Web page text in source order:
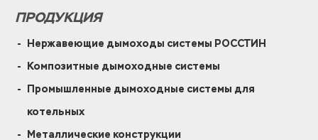
ПРОДУКЦИЯ
Нержавеющие дымоходы системы РОССТИН
Композитные дымоходные системы
Промышленные дымоходные системы для
котельных
Металлические конструкции